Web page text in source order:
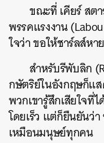
ขณะที่ เคียร์ สต
พรรคแรงงาน
ใจว่า ขอให้ชาร์ลส์หา
สำหรับรีพับลิก
กษัตริย์ในอังกฤษก็แ
พวกเขารู้สึกเสียใจที่
โดยเร็ว แต่ก็ยืนยันว่า
เหมือนมนุษย์ทุกคน